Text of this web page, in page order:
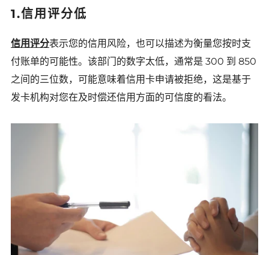
1.信用评分低
信用评分表示您的信用风险，也可以描述为衡量您按时支
付账单的可能性。该部门的数字太低，通常是 300 到 850
之间的三位数，可能意味着信用卡申请被拒绝，这是基于
发卡机构对您在及时偿还信用方面的可信度的看法。